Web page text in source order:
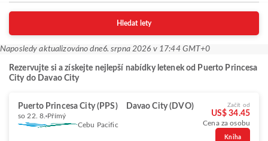
Hledat lety
Naposledy aktualizováno dne6. srpna 2026 v 17:44 GMT+0
Rezervujte si a získejte nejlepší nabídky letenek od Puerto Princesa
City do Davao City
Puerto Princesa City (PPS) Davao City (DVO)
so 22. 8. Přímý
Cebu Pacific
Začít od
US$ 34.45
Cena za osobu
Kniha